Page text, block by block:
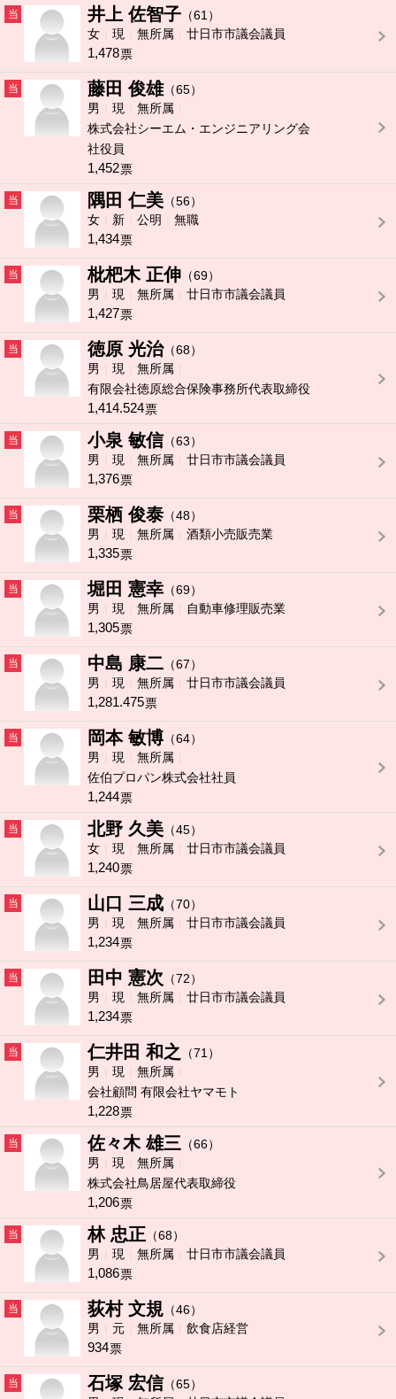
当 井上 佐智子 （61）
女
現 無所属 廿日市市議会議員
1,478票
当 藤田 俊雄（65）
男
現
無所属
株式会社シーエム・エンジニアリング会
社役員
1,452票
当 隅田 仁美 （56）
女
新 公明 無職
1,434票
当 枇杷木 正伸 （69）
男
現 無所属 廿日市市議会議員
1,427票
当 徳原 光治（68）
男
現
無所属
有限会社徳原総合保険事務所代表取締役
1,414.524票
当 小泉 敏信 （63）
男
現 無所属 廿日市市議会議員
1,376票
当 栗栖 俊泰 （48）
男
現 無所属 酒類小売販売業
1,335票
当 堀田 憲幸 （69）
男
現 無所属 自動車修理販売業
1,305票
当 中島 康二 （67）
男
現 無所属 廿日市市議会議員
1,281.475票
当 岡本 敏博 （64）
男
現
無所属
佐伯プロパン株式会社社員
1,244票
当 北野 久美 （45）
女
現 無所属 廿日市市議会議員
1,240票
当 山口 三成 （70）
男
現 無所属 廿日市市議会議員
1,234票
当 田中 憲次 （72）
男
現 無所属 廿日市市議会議員
1,234票
当 仁井田 和之
（71）
男
現
無所属
会社顧問 有限会社ヤマモト
1,228票
当 佐々木 雄三 （66）
男
現
無所属
株式会社鳥居屋代表取締役
1,206票
当 林 忠正 （68）
男
現 無所属 廿日市市議会議員
1,086票
当 荻村 文規 （46）
男
元 無所属 飲食店経営
934票
当 石塚 宏信 （65）